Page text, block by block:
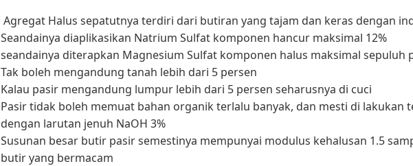
Agregat Halus sepatutnya terdiri dari butiran yang tajam dan keras dengan
Seandainya diaplikasikan Natrium Sulfat komponen hancur maksimal 12%
seandainya diterapkan Magnesium Sulfat komponen halus maksimal sepuluh
Tak boleh mengandung tanah lebih dari 5 persen
Kalau pasir mengandung lumpur lebih dari 5 persen seharusnya di cuci
Pasir tidak boleh memuat bahan organik terlalu banyak, dan mesti di lakukan
dengan larutan jenuh NaOH 3%
Susunan besar butir pasir semestinya mempunyai modulus kehalusan 1.5
butir yang bermacam